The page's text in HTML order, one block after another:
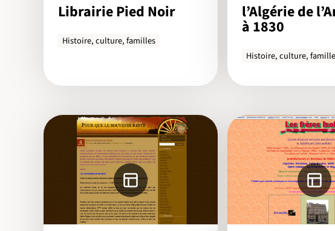
Librairie Pied Noir
Histoire, culture, familles
l’Algérie de
à 1830
Histoire, culture,